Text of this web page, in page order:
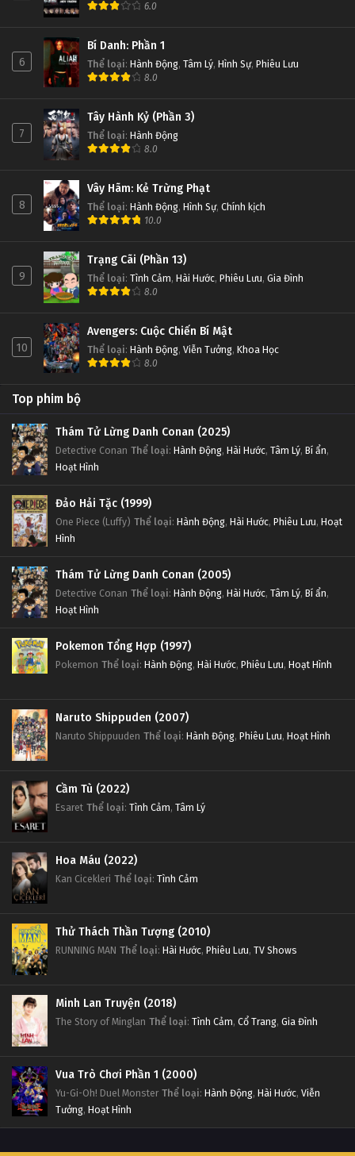
6.0
6
Bí Danh: Phần 1
Thể loại: Hành Động, Tâm Lý, Hình Sự, Phiêu Lưu
8.0
7
Tây Hành Kỷ (Phần 3)
Thể loại: Hành Động
8.0
8
Vây Hãm: Kẻ Trừng Phạt
Thể loại: Hành Động, Hình Sự, Chính kịch
10.0
9
Trạng Cãi (Phần 13)
Thể loại: Tình Cảm, Hài Hước, Phiêu Lưu, Gia Đình
8.0
10
Avengers: Cuộc Chiến Bí Mật
Thể loại: Hành Động, Viễn Tưởng, Khoa Học
8.0
Top phim bộ
Thám Tử Lừng Danh Conan (2025)
Detective Conan Thể loại: Hành Động, Hài Hước, Tâm Lý, Bí ẩn,
Hoạt Hình
Đảo Hải Tặc (1999)
One Piece (Luffy) Thể loại: Hành Động, Hài Hước, Phiêu Lưu, Hoạt
Hình
Thám Tử Lừng Danh Conan (2005)
Detective Conan Thể loại: Hành Động, Hài Hước, Tâm Lý, Bí ẩn,
Hoạt Hình
Pokemon Tổng Hợp (1997)
Pokemon Thể loại: Hành Động, Hài Hước, Phiêu Lưu, Hoạt Hình
Naruto Shippuden (2007)
Naruto Shippuuden Thể loại: Hành Động, Phiêu Lưu, Hoạt Hình
Cầm Tù (2022)
Esaret Thể loại: Tình Cảm, Tâm Lý
Hoa Máu (2022)
Kan Cicekleri Thể loại: Tình Cảm
Thử Thách Thần Tượng (2010)
RUNNING MAN Thể loại: Hài Hước, Phiêu Lưu, TV Shows
Minh Lan Truyện (2018)
The Story of Minglan Thể loại: Tình Cảm, Cổ Trang, Gia Đình
Vua Trò Chơi Phần 1 (2000)
Yu-Gi-Oh! Duel Monster Thể loại: Hành Động, Hài Hước, Viễn
Tưởng, Hoạt Hình